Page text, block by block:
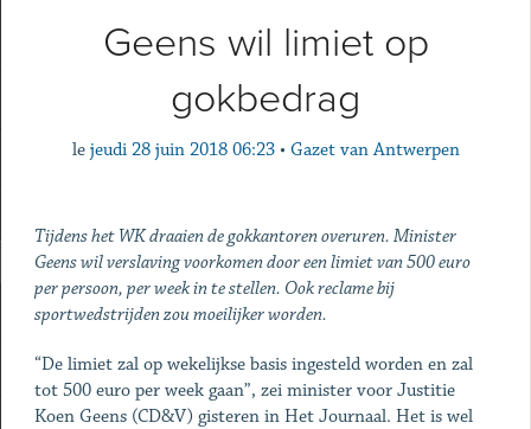
​Geens wil limiet op
gokbedrag
le jeudi 28 juin 2018 06:23 • Gazet van Antwerpen
Tijdens het WK draaien de gokkantoren overuren. Minister
Geens wil verslaving voorkomen door een limiet van 500 euro
per persoon, per week in te stellen. Ook reclame bij
sportwedstrijden zou moeilijker worden.
“De limiet zal op wekelijkse basis ingesteld worden en zal
tot 500 euro per week gaan”, zei minister voor Justitie
Koen Geens (CD&V) gisteren in Het Journaal. Het is wel